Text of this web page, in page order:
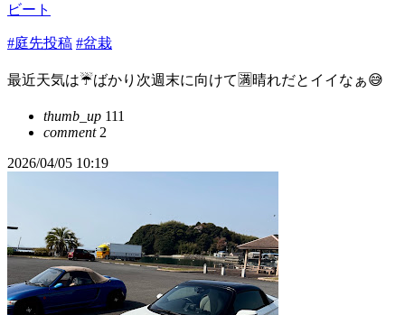
ビート
#庭先投稿 #盆栽
最近天気は☔️ばかり次週末に向けて🈵晴れだとイイなぁ😅
thumb_up 111
comment2
2026/04/05 10:19